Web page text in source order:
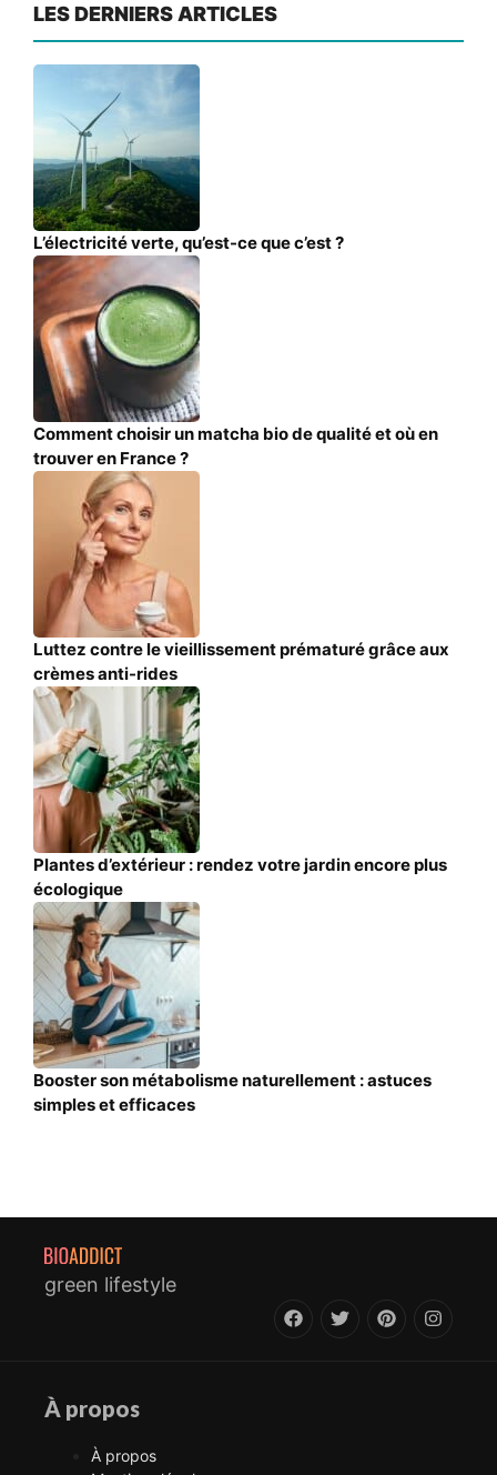
LES DERNIERS ARTICLES
L’électricité verte, qu’est-ce que c’est ?
Comment choisir un matcha bio de qualité et où en
trouver en France ?
Luttez contre le vieillissement prématuré grâce aux
crèmes anti-rides
Plantes d’extérieur : rendez votre jardin encore plus
écologique
Booster son métabolisme naturellement : astuces
simples et efficaces
green lifestyle
À propos
À propos